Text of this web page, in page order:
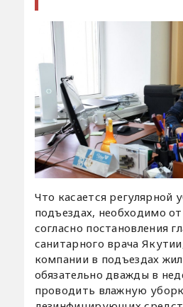
Что касается регулярной
подъездах, необходимо
согласно постановления
санитарного врача
компании в подъездах
обязательно дважды в
проводить влажную